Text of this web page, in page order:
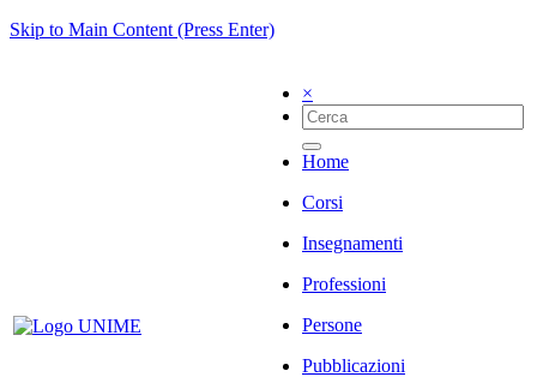
Skip to Main Content (Press Enter)
×
Home
Corsi
Insegnamenti
Professioni
Persone
Pubblicazioni